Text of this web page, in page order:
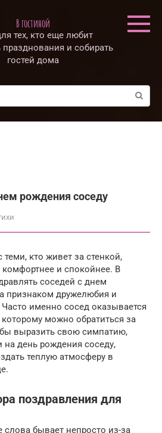
В гостиной
тех, кто еще любит
празднования и собирать
гостей дома
рождения соседу
кто живет за стенкой,
и спокойнее. В
соседей с днем
признаком дружелюбия и
именно сосед оказывается
можно обратиться за
выразить свою симпатию,
день рождения соседу,
теплую атмосферу в
поздравления для
бывает непросто из-за